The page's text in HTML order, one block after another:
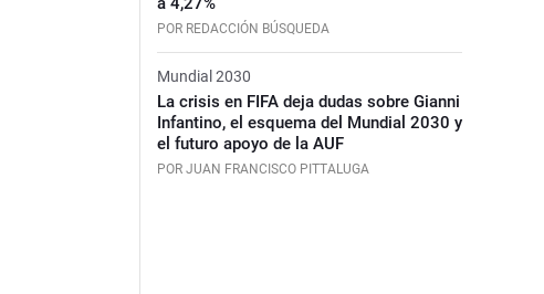
POR REDACCIÓN BÚSQUEDA
Mundial 2030
La crisis en FIFA deja dudas sobre Gianni
Infantino, el esquema del Mundial 2030 y
el futuro apoyo de la AUF
POR JUAN FRANCISCO PITTALUGA